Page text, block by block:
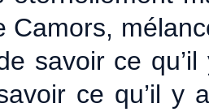
Camors,
savoir ce
ce qu’il y